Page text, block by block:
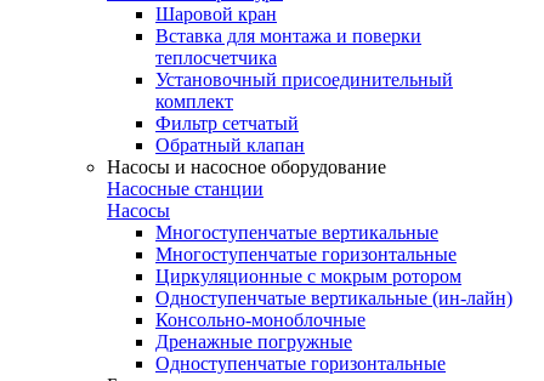
Шаровой кран
Вставка для монтажа и поверки
теплосчетчика
Установочный присоединительный
комплект
Фильтр сетчатый
Обратный клапан
Насосы и насосное оборудование
Насосные станции
Насосы
Многоступенчатые вертикальные
Многоступенчатые горизонтальные
Циркуляционные с мокрым ротором
Одноступенчатые вертикальные (ин-лайн)
Консольно-моноблочные
Дренажные погружные
Одноступенчатые горизонтальные